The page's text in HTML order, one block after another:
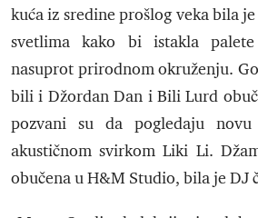
kuća iz sredine prošlog veka bila
svetlima kako bi istakla
nasuprot prirodnom okruženju.
bili i Džordan Dan i Bili Lurd
pozvani su da pogledaju novu
akustičnom svirkom Liki Li.
obučena u H&M Studio, bila je DJ